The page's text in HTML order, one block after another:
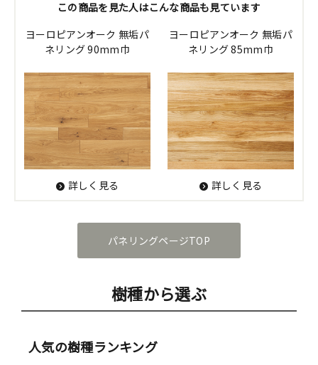
この商品を見た人はこんな商品も見ています
ヨーロピアンオーク 無垢パ
ネリング 90mm巾
詳しく見る
ヨーロピアンオーク 無垢パ
ネリング 85mm巾
詳しく見る
パネリングページTOP
樹種から選ぶ
人気の樹種ランキング